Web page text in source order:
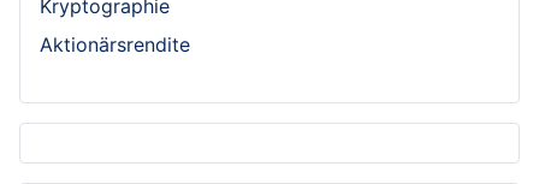
Kryptographie
Aktionärsrendite